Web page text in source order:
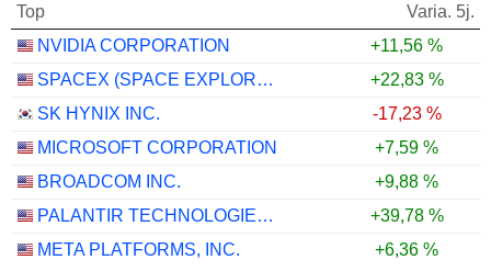
Top
Varia. 5j.
NVIDIA CORPORATION
+11,56 %
SPACEX (SPACE EXPLORATION TECHNOLOGIES)
+22,83 %
SK HYNIX INC.
-17,23 %
MICROSOFT CORPORATION
+7,59 %
BROADCOM INC.
+9,88 %
PALANTIR TECHNOLOGIES INC.
+39,78 %
META PLATFORMS, INC.
+6,36 %